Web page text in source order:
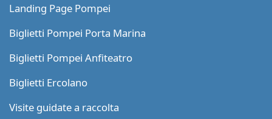
Landing Page Pompei
Biglietti Pompei Porta Marina
Biglietti Pompei Anfiteatro
Biglietti Ercolano
Visite guidate a raccolta